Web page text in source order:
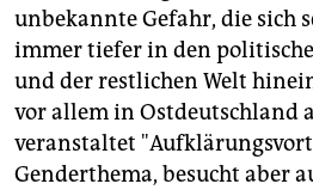
unbekannte Gefahr, die sich
immer tiefer in den
und der restlichen Welt
vor allem in Ostdeutschland
veranstaltet
Genderthema, besucht aber